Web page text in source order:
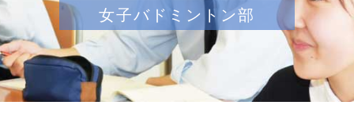
女子バドミントン部